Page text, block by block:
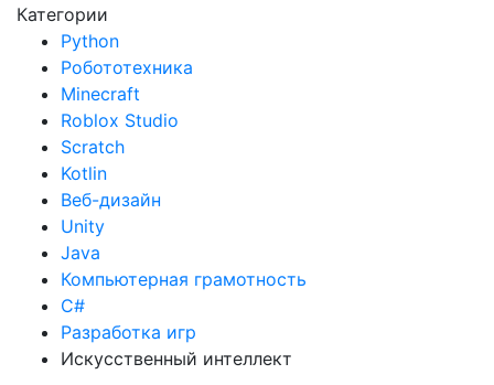
Категории
Python
Робототехника
Minecraft
Roblox Studio
Scratch
Kotlin
Веб-дизайн
Unity
Java
Компьютерная грамотность
C#
Разработка игр
Искусственный интеллект